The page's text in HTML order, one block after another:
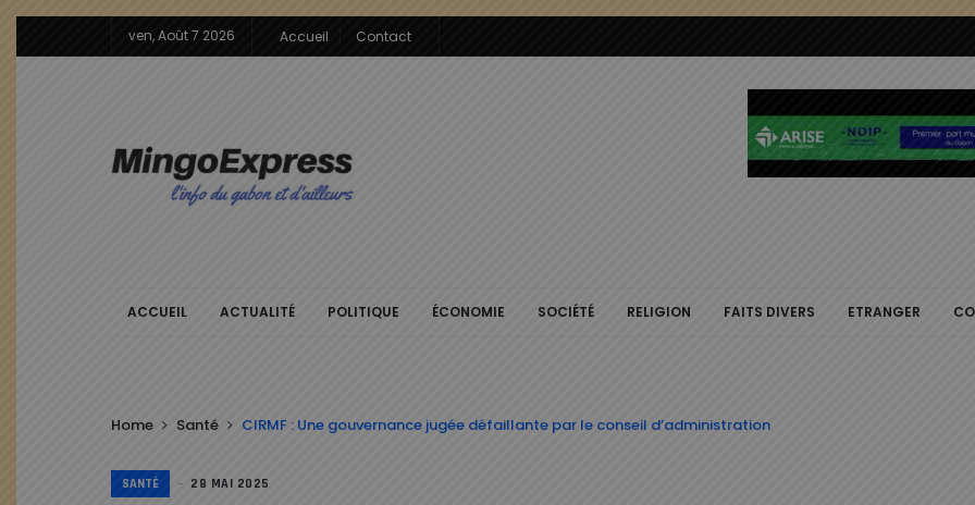
ven, Août 7 2026 Accueil Contact
ACCUEIL ACTUALITÉ POLITIQUE ÉCONOMIE SOCIÉTÉ RELIGION FAITS DIVERS ETRANGER
Home Santé CIRMF : Une gouvernance jugée défaillante par le conseil d’administration
SANTÉ 28 MAI 2025